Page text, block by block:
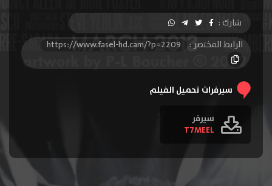
شارك :
الرابط المختصر :
https://www.fasel-hd.cam/?p=2209
سيرفرات تحميل الفيلم
سيرفر
T7MEEL